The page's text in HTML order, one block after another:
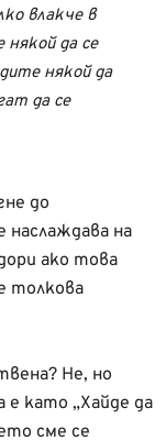
влакче в
някой да се
някой да
да се
до
на
ако това
толкова
Не, но
е като „Хайде да
сме се